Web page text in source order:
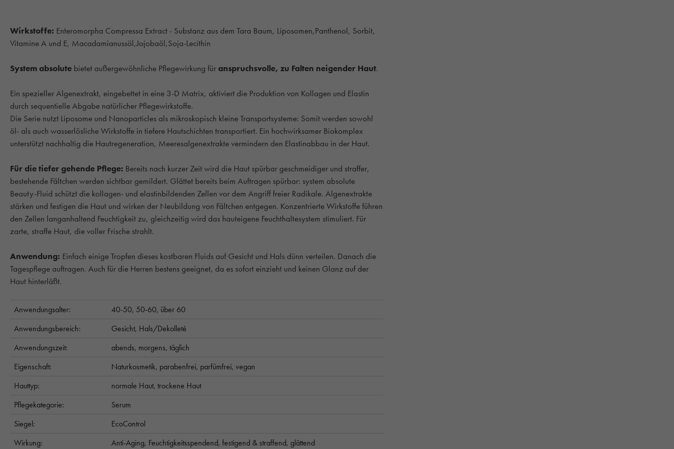
Wirkstoffe: Enteromorpha Compressa Extract - Substanz aus dem Tara Baum, Liposomen,Panthenol, Sorbit,
Vitamine A und E, Macadamianussöl,Jojobaöl,Soja-Lecithin
System absolute bietet außergewöhnliche Pflegewirkung füranspruchsvolle, zu Falten neigender Haut.
Ein spezieller Algenextrakt, eingebettet in eine 3-D Matrix, aktiviert die Produktion von Kollagen und Elastin
durch sequentielle Abgabe natürlicher Pflegewirkstoffe.
Die Serie nutzt Liposome und Nanoparticles als mikroskopisch kleine Transportsysteme: Somit werden sowohl
öl- als auch wasserlösliche Wirkstoffe in tiefere Hautschichten transportiert. Ein hochwirksamer Biokomplex
unterstützt nachhaltig die Hautregeneration, Meeresalgenextrakte vermindern den Elastinabbau in der Haut.
Für die tiefer gehende Pflege: Bereits nach kurzer Zeit wird die Haut spürbar geschmeidiger und straffer,
bestehende Fältchen werden sichtbar gemildert. Glättet bereits beim Auftragen spürbar: system absolute
Beauty-Fluid schützt die kollagen- und elastinbildenden Zellen vor dem Angriff freier Radikale. Algenextrakte
stärken und festigen die Haut und wirken der Neubildung von Fältchen entgegen. Konzentrierte Wirkstoffe führen
den Zellen langanhaltend Feuchtigkeit zu, gleichzeitig wird das hauteigene Feuchthaltesystem stimuliert. Für
zarte, straffe Haut, die voller Frische strahlt.
Anwendung: Einfach einige Tropfen dieses kostbaren Fluids auf Gesicht und Hals dünn verteilen. Danach die
Tagespflege auftragen. Auch für die Herren bestens geeignet, da es sofort einzieht und keinen Glanz auf der
Haut hinterläßt.
Anwendungsalter: 40-50, 50-60, über 60
Anwendungsbereich:
Gesicht, Hals/Dekolleté
Anwendungszeit:
abends, morgens, täglich
Eigenschaft:
Naturkosmetik, parabenfrei, parfümfrei, vegan
Hauttyp:
normale Haut, trockene Haut
Pflegekategorie:
Serum
Siegel:
EcoControl
Wirkung:
Anti-Aging, Feuchtigkeitsspendend, festigend & straffend, glättend